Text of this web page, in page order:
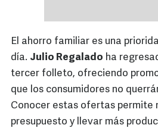
El ahorro familiar es una
día. Julio Regalado ha
tercer folleto, ofreciendo
que los consumidores no
Conocer estas ofertas permite
presupuesto y llevar más